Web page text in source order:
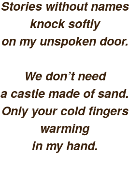
Stories without names
knock softly
on my unspoken door.
We don’t need
a castle made of sand.
Only your cold fingers
warming
in my hand.